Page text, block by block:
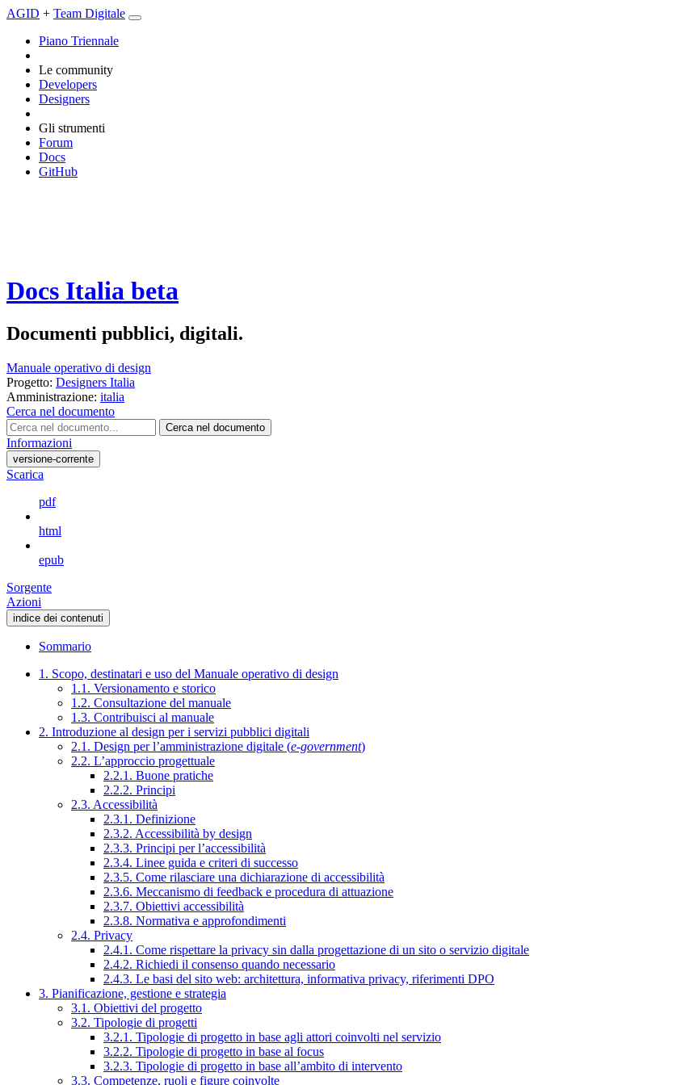
AGID + Team Digitale
Piano Triennale
Le community
Developers
Designers
Gli strumenti
Forum
Docs
GitHub
Docs Italia beta
Documenti pubblici, digitali.
Manuale operativo di design
Progetto: Designers Italia
Amministrazione: italia
Cerca nel documento
Cerca nel documento
Informazioni
versione-corrente
Scarica
pdf
html
epub
Sorgente
Azioni
indice dei contenuti
Sommario
1. Scopo, destinatari e uso del Manuale operativo di design
1.1. Versionamento e storico
1.2. Consultazione del manuale
1.3. Contribuisci al manuale
2. Introduzione al design per i servizi pubblici digitali
2.1. Design per l’amministrazione digitale (e-government)
2.2. L’approccio progettuale
2.2.1. Buone pratiche
2.2.2. Principi
2.3. Accessibilità
2.3.1. Definizione
2.3.2. Accessibilità by design
2.3.3. Principi per l’accessibilità
2.3.4. Linee guida e criteri di successo
2.3.5. Come rilasciare una dichiarazione di accessibilità
2.3.6. Meccanismo di feedback e procedura di attuazione
2.3.7. Obiettivi accessibilità
2.3.8. Normativa e approfondimenti
2.4. Privacy
2.4.1. Come rispettare la privacy sin dalla progettazione di un sito o servizio digitale
2.4.2. Richiedi il consenso quando necessario
2.4.3. Le basi del sito web: architettura, informativa privacy, riferimenti DPO
3. Pianificazione, gestione e strategia
3.1. Obiettivi del progetto
3.2. Tipologie di progetti
3.2.1. Tipologie di progetto in base agli attori coinvolti nel servizio
3.2.2. Tipologie di progetto in base al focus
3.2.3. Tipologie di progetto in base all’ambito di intervento
3.3. Competenze, ruoli e figure coinvolte